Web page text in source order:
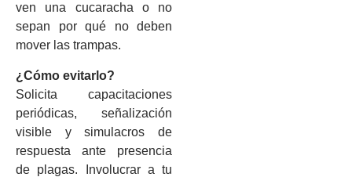
ven una cucaracha o no
sepan por qué no deben
mover las trampas.
¿Cómo evitarlo?
Solicita capacitaciones
periódicas, señalización
visible y simulacros de
respuesta ante presencia
de plagas. Involucrar a tu